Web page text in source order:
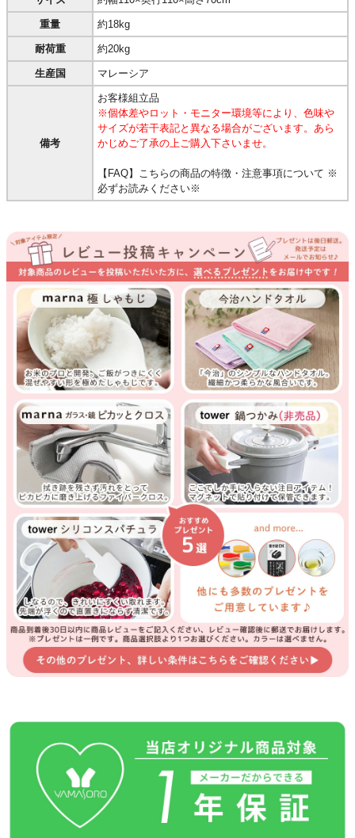
重量 約18kg
耐荷重 約20kg
生産国 マレーシア
備考
お客様組立品
※個体差やロット・モニター環境等により、色味や
サイズが若干表記と異なる場合がございます。あら
かじめご了承の上ご購入下さいませ。
【FAQ】こちらの商品の特徴・注意事項について ※
必ずお読みください※